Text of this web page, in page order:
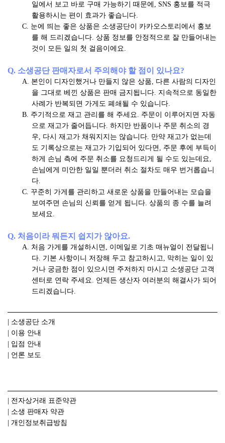
일에서 보고 바로 구매 가능하기 때문에, SNS 홍보를 적극
활용하시는 편이 효과가 좋습니다.
C. 눈에 띄는 좋은 상품은 소생공단이 카카오스토리에서 홍보
를 해 드리겠습니다. 상품 정보를 안정적으로 잘 만들어내는
것이 모든 일의 첫 걸음이에요.
Q. 소생공단 판매자로서 주의해야 할 점이 있나요?
A. 본인이 디자인했거나 만들지 않은 상품, 다른 사람의 디자인
을 그대로 베낀 상품은 판매 금지됩니다. 지속적으로 동일한
사례가 반복되면 가게도 폐쇄될 수 있습니다.
B. 주기적으로 재고 관리를 해 주세요. 주문이 이루어지면 자동
으로 재고가 줄어듭니다. 하지만 반품이나 주문 취소의 경
우, 다시 재고가 채워지지는 않습니다. 만약 재고가 없는데
도 기록상으로는 재고가 기입되어 있다면, 주문 후에 부득이
하게 손님 측에 주문 취소를 요청드리게 될 수도 있는데요,
손님에게 미안한 일일 뿐더러 취소 절차도 매우 번거롭습니
다.
C. 꾸준히 가게를 관리하고 새로운 상품을 만들어내는 모습을
보여주면 손님의 신뢰를 얻게 됩니다. 상품의 종 수를 늘려
보세요.
Q. 처음이라 뭐든지 쉽지가 않아요.
A. 처음 가게를 개설하시면, 이메일로 기초 매뉴얼이 전달됩니
다. 기본 사항이니 저장해 두고 참고하시고, 막히는 일이 있
거나 궁금한 점이 있으시면 주저하지 마시고 소생공단 고객
센터로 연락 주세요. 언제든 생산자 여러분의 해결사가 되어
드리겠습니다.
| 소생공단 소개
| 이용 안내
| 입점 안내
| 언론 보도
| 전자상거래 표준약관
| 소생 판매자 약관
| 개인정보취급방침